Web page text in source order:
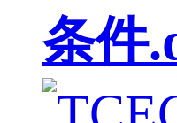
条件